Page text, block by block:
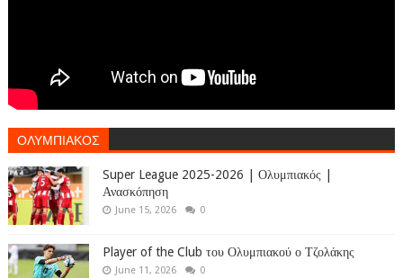
ΟΛΥΜΠΙΑΚΟΣ
Super League 2025-2026 | Ολυμπιακός |
Ανασκόπηση
June 15, 2026 0
Player of the Club του Ολυμπιακού ο Τζολάκης
June 11, 2026 0